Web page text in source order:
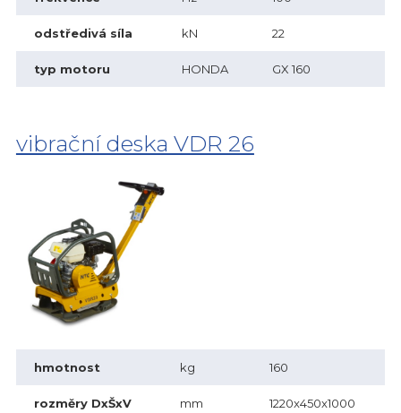
odstředivá síla kN 22
typ motoru HONDA GX 160
vibrační deska VDR 26
hmotnost kg 160
rozměry DxŠxV mm 1220x450x1000